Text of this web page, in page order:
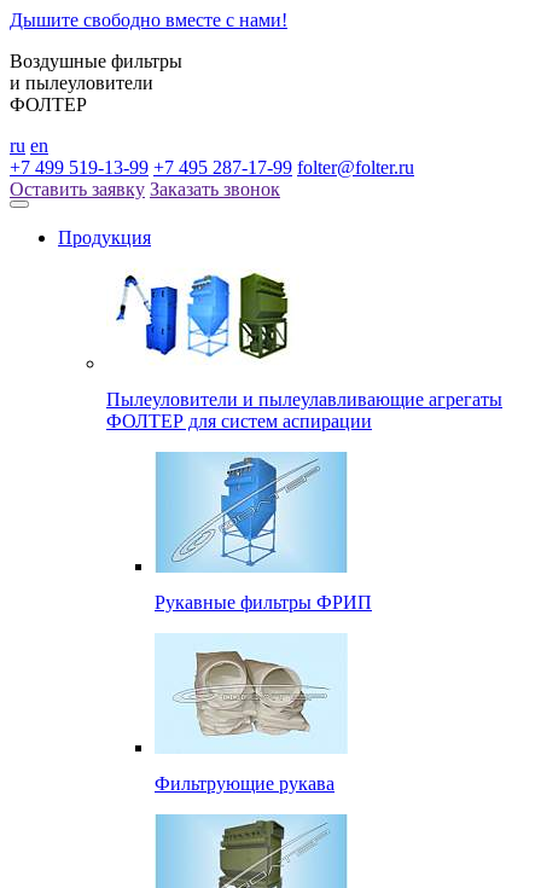
Дышите свободно вместе с нами!
Воздушные фильтры
и пылеуловители
ФОЛТЕР
ru en
+7 499 519-13-99 +7 495 287-17-99 folter@folter.ru
Оставить заявку Заказать звонок
Продукция
Пылеуловители и пылеулавливающие агрегаты
ФОЛТЕР для систем аспирации
Рукавные фильтры ФРИП
Фильтрующие рукава